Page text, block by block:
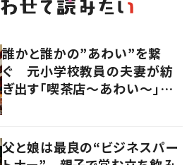
誰かと誰かの”あわい”を繋
ぐ 元小学校教員の夫妻が紡
ぎ出す「喫茶店～あわい～」に
父と娘は最良の“ビジネスパー